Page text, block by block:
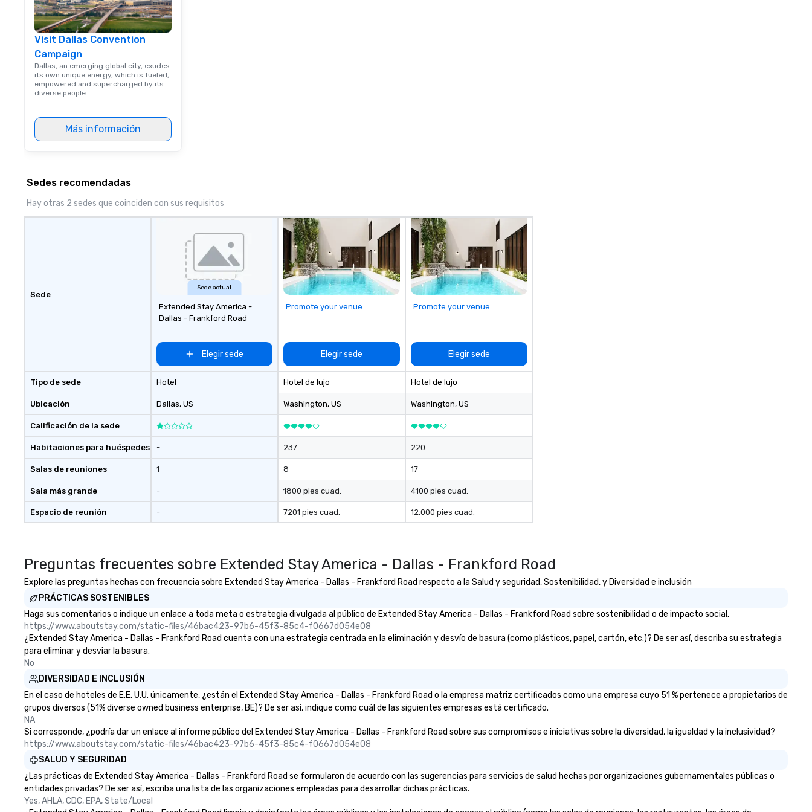
Visit Dallas Convention
Campaign
Dallas, an emerging global city, exudes
its own unique energy, which is fueled,
empowered and supercharged by its
diverse people.
Más información
Sedes recomendadas
Hay otras 2 sedes que coinciden con sus requisitos
Sede
Tipo de sede
Ubicación
Calificación de la sede
Habitaciones para huéspedes
Salas de reuniones
Sala más grande
Espacio de reunión
Sede actual
Extended Stay America -
Dallas - Frankford Road
Elegir sede
Hotel
Dallas, US
-
1
-
-
Promote your venue
Elegir sede
Hotel de lujo
Washington, US
237
8
1800 pies cuad.
7201 pies cuad.
Promote your venue
Elegir sede
Hotel de lujo
Washington, US
220
17
4100 pies cuad.
12.000 pies cuad.
Preguntas frecuentes sobre Extended Stay America - Dallas - Frankford Road
Explore las preguntas hechas con frecuencia sobre Extended Stay America - Dallas - Frankford Road respecto a la Salud y seguridad, Sostenibilidad, y Diversidad e inclusión
PRÁCTICAS SOSTENIBLES
Haga sus comentarios o indique un enlace a toda meta o estrategia divulgada al público de Extended Stay America - Dallas - Frankford Road sobre sostenibilidad o de impacto social.
https://www.aboutstay.com/static-files/46bac423-97b6-45f3-85c4-f0667d054e08
¿Extended Stay America - Dallas - Frankford Road cuenta con una estrategia centrada en la eliminación y desvío de basura (como plásticos, papel, cartón, etc.)? De ser así, describa su estrategia
para eliminar y desviar la basura.
No
DIVERSIDAD E INCLUSIÓN
En el caso de hoteles de E.E. U.U. únicamente, ¿están el Extended Stay America - Dallas - Frankford Road o la empresa matriz certificados como una empresa cuyo 51 % pertenece a propietarios de
grupos diversos (51% diverse owned business enterprise, BE)? De ser así, indique como cuál de las siguientes empresas está certificado.
NA
Si corresponde, ¿podría dar un enlace al informe público del Extended Stay America - Dallas - Frankford Road sobre sus compromisos e iniciativas sobre la diversidad, la igualdad y la inclusividad?
https://www.aboutstay.com/static-files/46bac423-97b6-45f3-85c4-f0667d054e08
SALUD Y SEGURIDAD
¿Las prácticas de Extended Stay America - Dallas - Frankford Road se formularon de acuerdo con las sugerencias para servicios de salud hechas por organizaciones gubernamentales públicas o
entidades privadas? De ser así, escriba una lista de las organizaciones empleadas para desarrollar dichas prácticas.
Yes, AHLA, CDC, EPA, State/Local